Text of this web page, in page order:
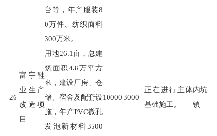
台等，年产服装8
0万件、纺织面料
300万米。
26
富宇鞋
业生产
改造项
目
用地26.1亩，总建
筑面积4.8万平方
米，建设厂房、仓
储、宿舍及配套设
施，年产PVC微孔
发泡新材料3500
10000 3000
正在进行主体
基础施工。
内坑
镇